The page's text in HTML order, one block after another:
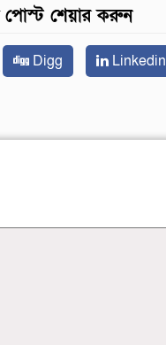
পোস্ট শেয়ার করুন
Digg Linkedin